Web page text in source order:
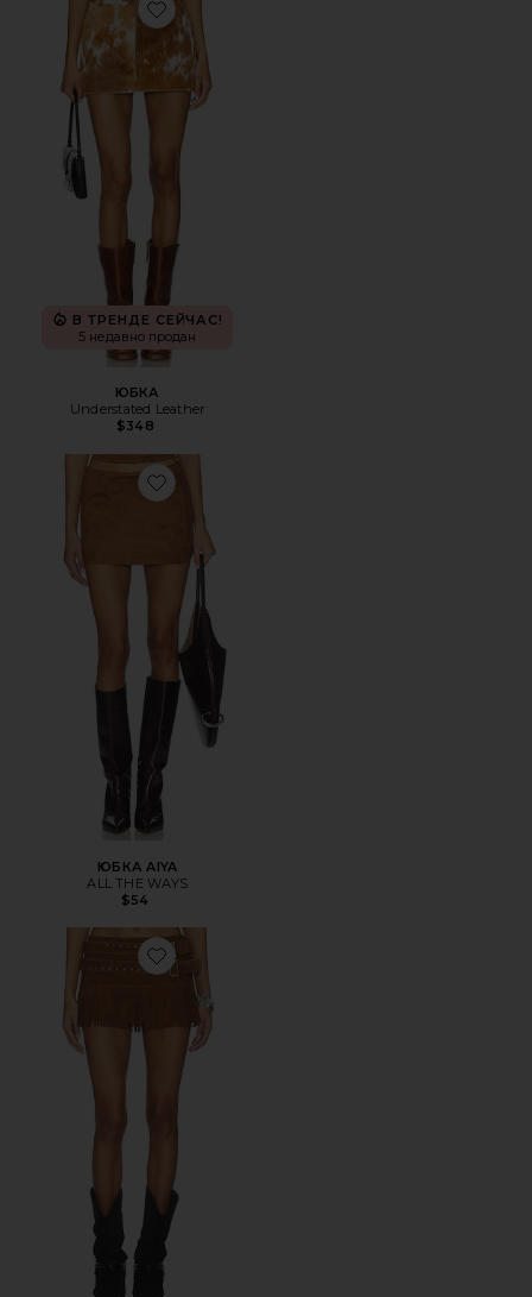
Favorite ЮБКА
В ТРЕНДЕ СЕЙЧАС!
5 недавно продан
ЮБКА
Understated Leather
$348
Favorite ЮБКА AIYA
ЮБКА AIYA
ALL THE WAYS
$54
Favorite ЮБКА ISA DOUBLE BELTED MICRO SUEDE